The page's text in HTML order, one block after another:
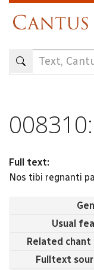
content
Full text:
Nos tibi regnanti
Usual
Related chant
Fulltext